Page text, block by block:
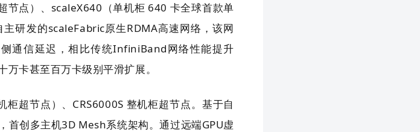
节点）、scaleX640（单机柜 640 卡全球首款单
研发的scaleFabric原生RDMA高速网络，该网
通信延迟，相比传统InfiniBand网络性能提升
卡甚至百万卡级别平滑扩展。
超节点）、CRS6000S 整机柜超节点。基于自
创多主机3D Mesh系统架构。通过远端GPU虚